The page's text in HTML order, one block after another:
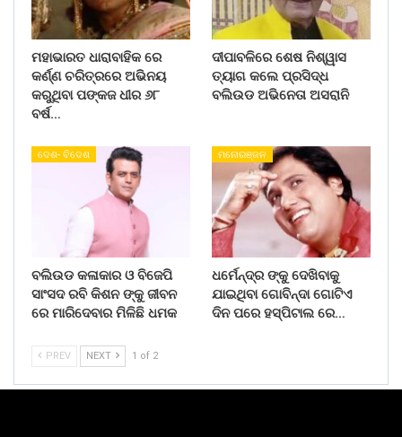
ମହାଭାରତ ଧାରାବାହିକ ରେ
କର୍ଣ୍ଣ ଚରିତ୍ରରେ ଅଭିନୟ
କରୁଥିବା ପଙ୍କଜ ଧୀର ୬୮
ବର୍ଷ…
ଦୀପାବଳିରେ ଶେଷ ନିଶ୍ୱାସ
ତ୍ୟାଗ କଲେ ପ୍ରସିଦ୍ଧ
ବଲିଉଡ ଅଭିନେତା ଅସରାନି
ଦେଶ- ବିଦେଶ
ବଲିଉଡ କଳାକାର ଓ ବିଜେପି
ସାଂସଦ ରବି କିଶନ ଙ୍କୁ ଜୀବନ
ରେ ମାରିଦେବାର ମିଳିଛି ଧମକ
ମନୋରଞ୍ଜନ
ଧର୍ମେନ୍ଦ୍ର ଙ୍କୁ ଦେଖିବାକୁ
ଯାଇଥିବା ଗୋବିନ୍ଦା ଗୋଟିଏ
ଦିନ ପରେ ହସ୍ପିଟାଲ ରେ…
PREV NEXT 1 of 2